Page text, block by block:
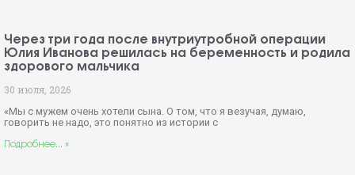
Через три года после внутриутробной операции
Юлия Иванова решилась на беременность и родила
здорового мальчика
30 июля, 2026
«Мы с мужем очень хотели сына. О том, что я везучая, думаю,
говорить не надо, это понятно из истории с
Подробнее... »